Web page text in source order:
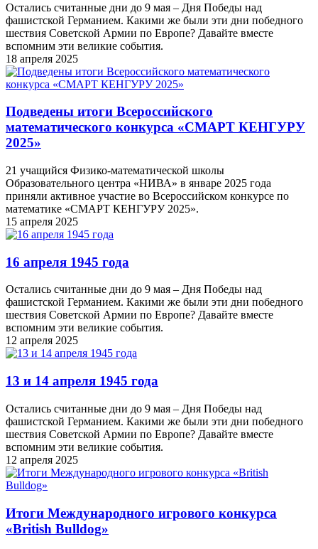
Остались считанные дни до 9 мая – Дня Победы над
фашистской Германием. Какими же были эти дни победного
шествия Советской Армии по Европе? Давайте вместе
вспомним эти великие события.
18 апреля 2025
Подведены итоги Всероссийского
математического конкурса «СМАРТ КЕНГУРУ
2025»
21 учащийся Физико-математической школы
Образовательного центра «НИВА» в январе 2025 года
приняли активное участие во Всероссийском конкурсе по
математике «СМАРТ КЕНГУРУ 2025».
15 апреля 2025
16 апреля 1945 года
Остались считанные дни до 9 мая – Дня Победы над
фашистской Германием. Какими же были эти дни победного
шествия Советской Армии по Европе? Давайте вместе
вспомним эти великие события.
12 апреля 2025
13 и 14 апреля 1945 года
Остались считанные дни до 9 мая – Дня Победы над
фашистской Германием. Какими же были эти дни победного
шествия Советской Армии по Европе? Давайте вместе
вспомним эти великие события.
12 апреля 2025
Итоги Международного игрового конкурса
«British Bulldog»